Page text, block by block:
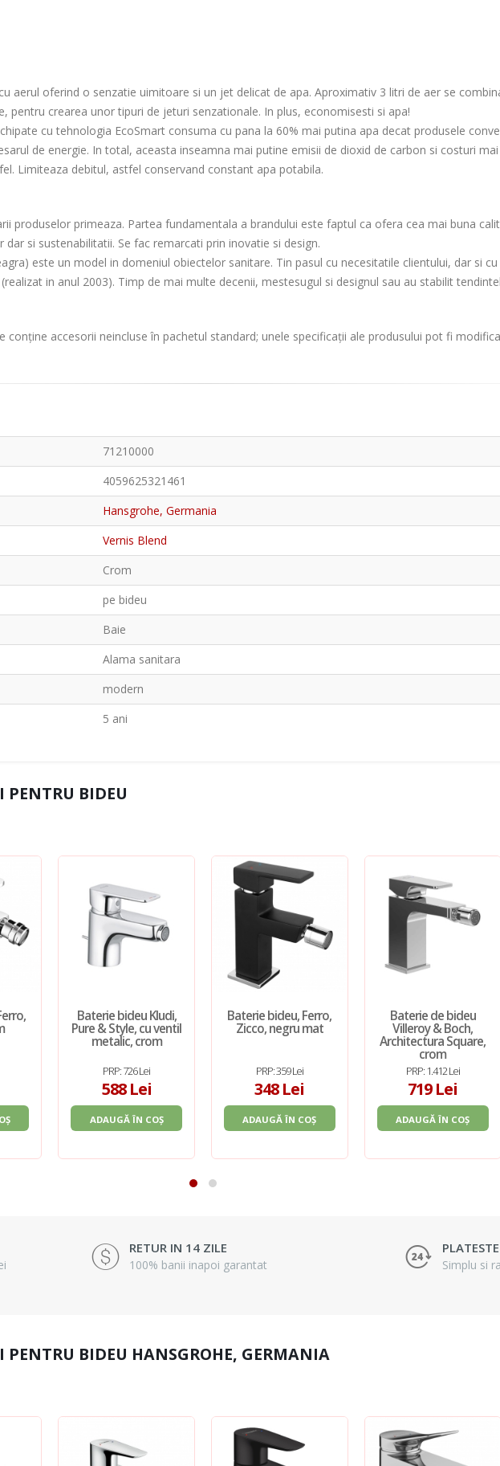
aerul oferind o senzatie uimitoare si un jet delicat de apa. Aproximativ 3 litri de aer se
pentru crearea unor tipuri de jeturi senzationale. In plus, economisesti si apa!
cu tehnologia EcoSmart consuma cu pana la 60% mai putina apa decat produsele
de energie. In total, aceasta inseamna mai putine emisii de dioxid de carbon si costuri
Limiteaza debitul, astfel conservand constant apa potabila.
produselor primeaza. Partea fundamentala a brandului este faptul ca ofera cea mai buna
si sustenabilitatii. Se fac remarcati prin inovatie si design.
este un model in domeniul obiectelor sanitare. Tin pasul cu necesitatile clientului, dar si
in anul 2003). Timp de mai multe decenii, mestesugul si designul sau au stabilit
accesorii neincluse în pachetul standard; unele specificații ale produsului pot fi
71210000
4059625321461
Hansgrohe, Germania
Vernis Blend
Crom
pe bideu
Baie
Alama sanitara
modern
5 ani
PENTRU BIDEU
Baterie bideu Kludi,
Pure & Style, cu ventil
metalic, crom
PRP: 726 Lei
588 Lei
ADAUGĂ ÎN COȘ
Baterie bideu, Ferro,
Zicco, negru mat
PRP: 359 Lei
348 Lei
ADAUGĂ ÎN COȘ
Baterie de bideu
Villeroy & Boch,
Architectura Square,
crom
PRP: 1.412 Lei
719 Lei
ADAUGĂ ÎN COȘ
RETUR IN 14 ZILE
100% banii inapoi garantat Simplu si
PENTRU BIDEU HANSGROHE, GERMANIA